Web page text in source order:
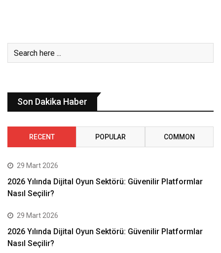
Son Dakika Haber
RECENT POPULAR COMMON
29 Mart 2026
2026 Yılında Dijital Oyun Sektörü: Güvenilir Platformlar
Nasıl Seçilir?
29 Mart 2026
2026 Yılında Dijital Oyun Sektörü: Güvenilir Platformlar
Nasıl Seçilir?